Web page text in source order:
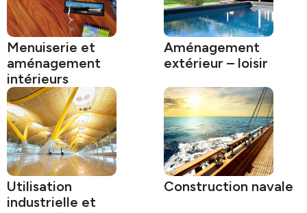
Menuiserie et
aménagement
intérieurs
Aménagement
extérieur – loisir
Utilisation
industrielle et
Construction navale